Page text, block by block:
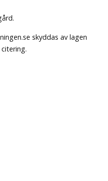
skyddas av lagen